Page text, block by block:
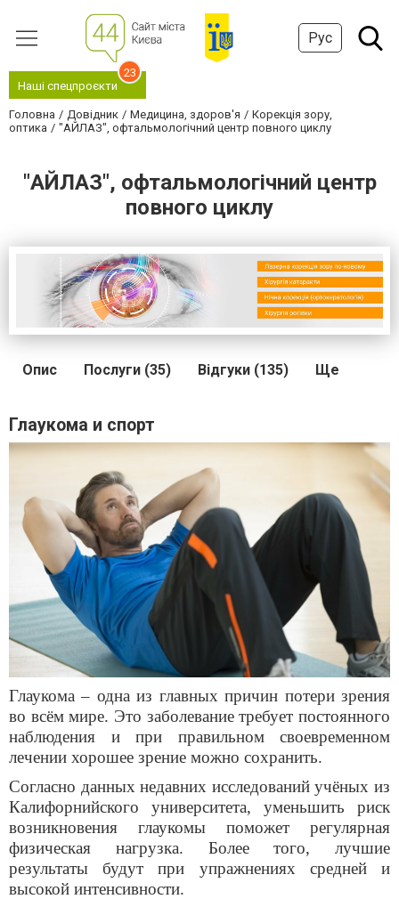
Рус
Наші спецпроєкти
23
Головна Довідник Медицина, здоров'я
Корекція зору,
оптика
"АЙЛАЗ", офтальмологічний центр повного циклу
"АЙЛАЗ", офтальмологічний центр
повного циклу
Опис Послуги (35) Відгуки (135) Ще
Глаукома и спорт
Глаукома – одна из главных причин потери зрения
во всём мире. Это заболевание требует постоянного
наблюдения и при правильном своевременном
лечении хорошее зрение можно сохранить.
Согласно данных недавних исследований учёных из
Калифорнийского университета, уменьшить риск
возникновения глаукомы поможет регулярная
физическая нагрузка. Более того, лучшие
результаты будут при упражнениях средней и
высокой интенсивности.